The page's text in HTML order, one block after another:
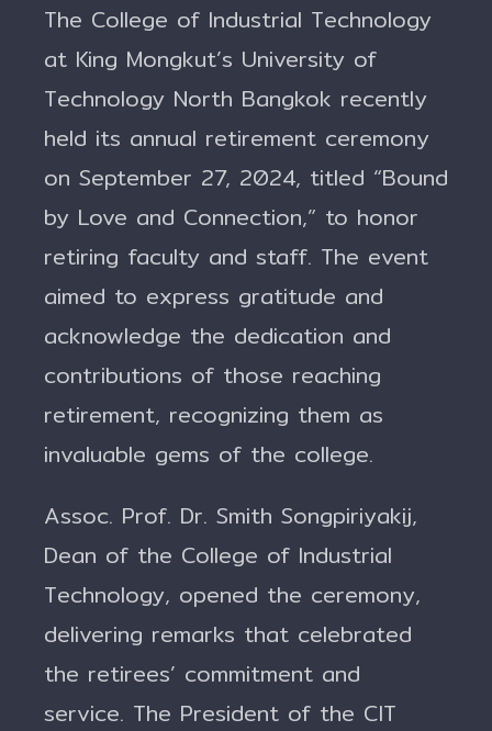
The College of Industrial Technology
at King Mongkut’s University of
Technology North Bangkok recently
held its annual retirement ceremony
on September 27, 2024, titled “Bound
by Love and Connection,” to honor
retiring faculty and staff. The event
aimed to express gratitude and
acknowledge the dedication and
contributions of those reaching
retirement, recognizing them as
invaluable gems of the college.
Assoc. Prof. Dr. Smith Songpiriyakij,
Dean of the College of Industrial
Technology, opened the ceremony,
delivering remarks that celebrated
the retirees’ commitment and
service. The President of the CIT